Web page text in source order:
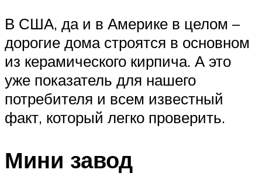
В США, да и в Америке в целом –
дорогие дома строятся в основном
из керамического кирпича. А это
уже показатель для нашего
потребителя и всем известный
факт, который легко проверить.
Мини завод